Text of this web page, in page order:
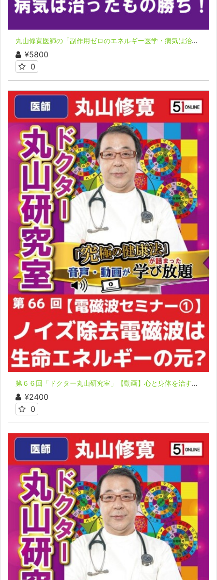
丸山修寛医師の「副作用ゼロのエネルギー医学・病気は治ったもの勝ち！」
¥5800
0
第６６回「ドクター丸山研究室」【動画】心と身体を治すメソッドとアイテム セミナー①
¥2400
0